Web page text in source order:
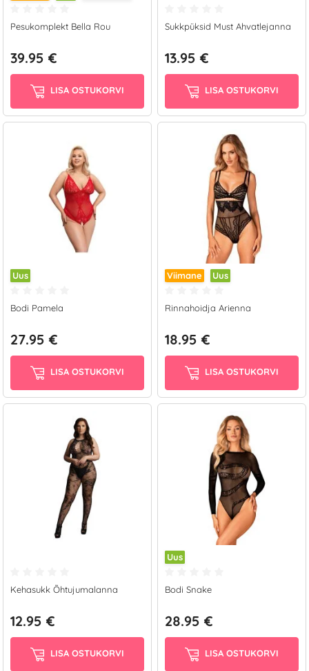
Pesukomplekt Bella Rou
39.95 €
LISA OSTUKORVI
Sukkpüksid Must Ahvatlejanna
13.95 €
LISA OSTUKORVI
Uus
Bodi Pamela
27.95 €
LISA OSTUKORVI
Viimane Uus
Rinnahoidja Arienna
18.95 €
LISA OSTUKORVI
Kehasukk Õhtujumalanna
12.95 €
LISA OSTUKORVI
Uus
Bodi Snake
28.95 €
LISA OSTUKORVI